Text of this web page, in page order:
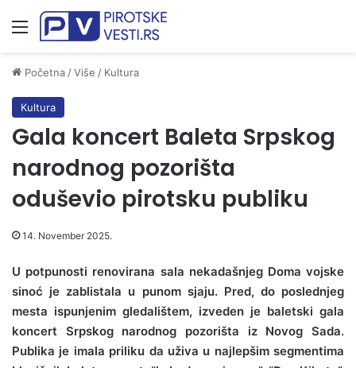
Meni
Početna /Više / Kultura
Kultura
Gala koncert Baleta Srpskog
narodnog pozorišta
oduševio pirotsku publiku
14. November 2025.
U potpunosti renovirana sala nekadašnjeg Doma vojske
sinoć je zablistala u punom sjaju. Pred, do poslednjeg
mesta ispunjenim gledalištem, izveden je baletski gala
koncert Srpskog narodnog pozorišta iz Novog Sada.
Publika je imala priliku da uživa u najlepšim segmentima